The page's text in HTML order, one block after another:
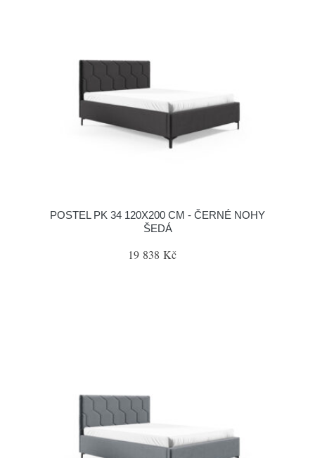
POSTEL PK 34 120X200 CM - ČERNÉ NOHY
ŠEDÁ
19 838 Kč